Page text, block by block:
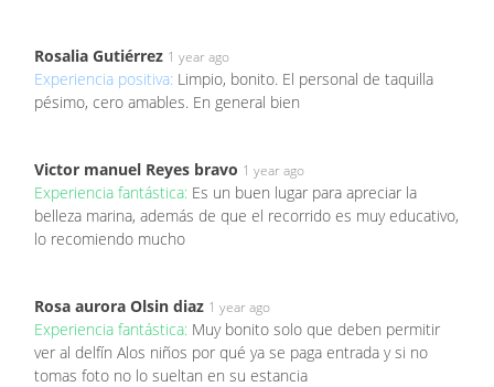
Rosalia Gutiérrez 1 year ago
Experiencia positiva: Limpio, bonito. El personal de taquilla
pésimo, cero amables. En general bien
Victor manuel Reyes bravo 1 year ago
Experiencia fantástica: Es un buen lugar para apreciar la
belleza marina, además de que el recorrido es muy educativo,
lo recomiendo mucho
Rosa aurora Olsin diaz 1 year ago
Experiencia fantástica: Muy bonito solo que deben permitir
ver al delfín Alos niños por qué ya se paga entrada y si no
tomas foto no lo sueltan en su estancia